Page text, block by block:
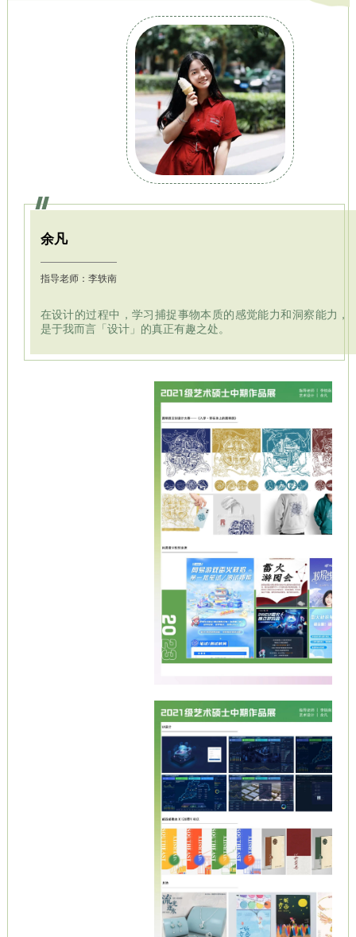
余凡
指导老师：李轶南
在设计的过程中，学习捕捉事物本质的感觉能力和洞察能力，
是于我而言「设计」的真正有趣之处。